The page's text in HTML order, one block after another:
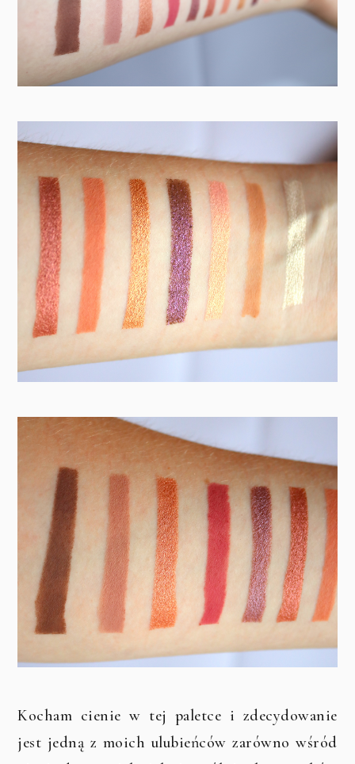
Kocham cienie w tej paletce i zdecydowanie
jest jedną z moich ulubieńców zarówno wśród